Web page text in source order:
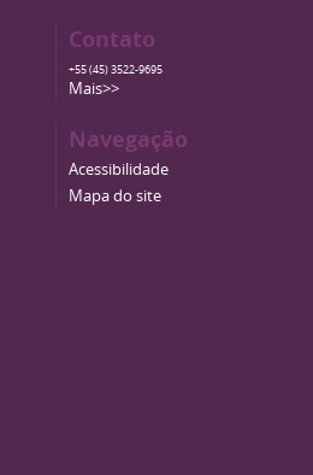
Contato
+55 (45) 3522-9695
Mais>>
Navegação
Acessibilidade
Mapa do site